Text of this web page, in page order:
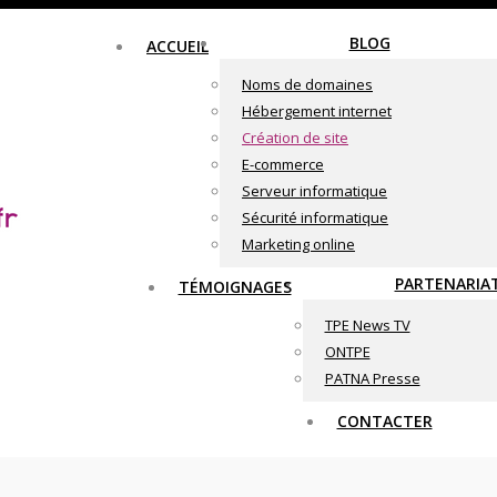
ACCUEIL BLOG
Noms de domaines
Hébergement internet
Création de site
E-commerce
Serveur informatique
Sécurité informatique
Marketing online
TÉMOIGNAGES
TPE News TV
ONTPE
PATNA Presse
CONTACTER